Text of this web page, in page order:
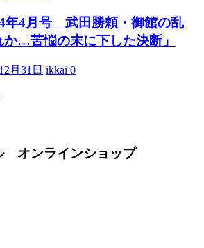
年4月号 武田勝頼・御館の乱
か…苦悩の末に下した決断」
月31日 ikkai 0
オンラインショップ